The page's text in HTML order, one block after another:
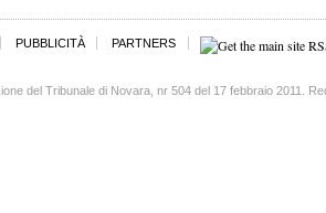
PUBBLICITÀ PARTNERS
del Tribunale di Novara, nr 504 del 17 febbraio 2011.